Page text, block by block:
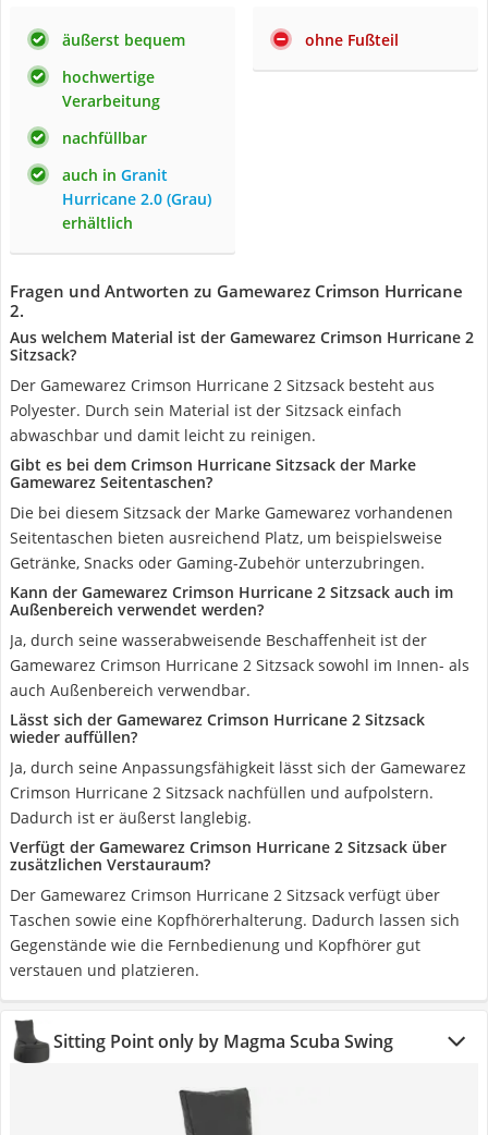
äußerst bequem
hochwertige
Verarbeitung
nachfüllbar
auch in Granit
Hurricane 2.0 (Grau)
erhältlich
ohne Fußteil
Fragen und Antworten zu Gamewarez Crimson Hurricane
2.
Aus welchem Material ist der Gamewarez Crimson Hurricane 2
Sitzsack?
Der Gamewarez Crimson Hurricane 2 Sitzsack besteht aus
Polyester. Durch sein Material ist der Sitzsack einfach
abwaschbar und damit leicht zu reinigen.
Gibt es bei dem Crimson Hurricane Sitzsack der Marke
Gamewarez Seitentaschen?
Die bei diesem Sitzsack der Marke Gamewarez vorhandenen
Seitentaschen bieten ausreichend Platz, um beispielsweise
Getränke, Snacks oder Gaming-Zubehör unterzubringen.
Kann der Gamewarez Crimson Hurricane 2 Sitzsack auch im
Außenbereich verwendet werden?
Ja, durch seine wasserabweisende Beschaffenheit ist der
Gamewarez Crimson Hurricane 2 Sitzsack sowohl im Innen- als
auch Außenbereich verwendbar.
Lässt sich der Gamewarez Crimson Hurricane 2 Sitzsack
wieder auffüllen?
Ja, durch seine Anpassungsfähigkeit lässt sich der Gamewarez
Crimson Hurricane 2 Sitzsack nachfüllen und aufpolstern.
Dadurch ist er äußerst langlebig.
Verfügt der Gamewarez Crimson Hurricane 2 Sitzsack über
zusätzlichen Verstauraum?
Der Gamewarez Crimson Hurricane 2 Sitzsack verfügt über
Taschen sowie eine Kopfhörerhalterung. Dadurch lassen sich
Gegenstände wie die Fernbedienung und Kopfhörer gut
verstauen und platzieren.
Sitting Point only by Magma Scuba Swing